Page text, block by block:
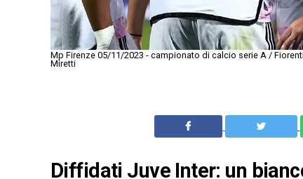
Mp Firenze 05/11/2023 - campionato di calcio serie A /
Miretti
Diffidati Juve Inter: un